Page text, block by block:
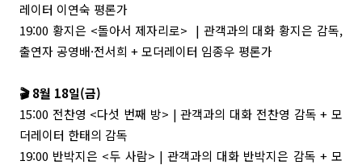
레이터 이연숙 평론가
19:00 황지은 <돌아서 제자리로> | 관객과의 대화 황지은 감독,
출연자 공영배·전서희 + 모더레이터 임종우 평론가
🎬 8월 18일(금)
15:00 전찬영 <다섯 번째 방> | 관객과의 대화 전찬영 감독 + 모
더레이터 한태의 감독
19:00 반박지은 <두 사람> | 관객과의 대화 반박지은 감독 + 모